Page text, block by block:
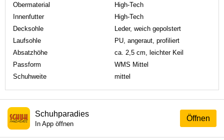
Obermaterial
High-Tech
Innenfutter
High-Tech
Decksohle
Leder, weich gepolstert
Laufsohle
PU, angeraut, profiliert
Absatzhöhe
ca. 2,5 cm, leichter Keil
Passform
WMS Mittel
Schuhweite
mittel
Öffnen
Schuhparadies
In App öffnen